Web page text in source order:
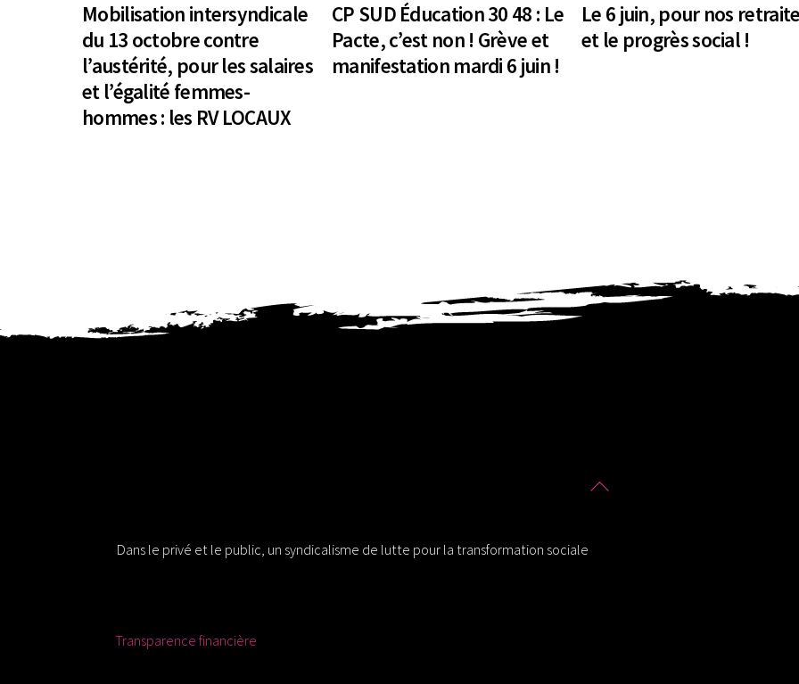
Mobilisation intersyndicale
du 13 octobre contre
l’austérité, pour les salaires
et l’égalité femmes-
hommes : les RV LOCAUX
CP SUD Éducation 30 48 : Le
Pacte, c’est non ! Grève et
manifestation mardi 6 juin !
Le 6 juin, pour nos
et le progrès social !
Back
Dans le privé et le public, un syndicalisme de lutte pour la transformation sociale
Transparence financière